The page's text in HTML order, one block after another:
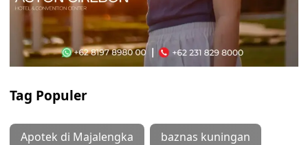
Tag Populer
Apotek di Majalengka baznas kuningan